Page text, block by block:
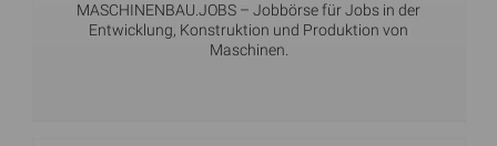
MASCHINENBAU.JOBS – Jobbörse für Jobs in der
Entwicklung, Konstruktion und Produktion von
Maschinen.